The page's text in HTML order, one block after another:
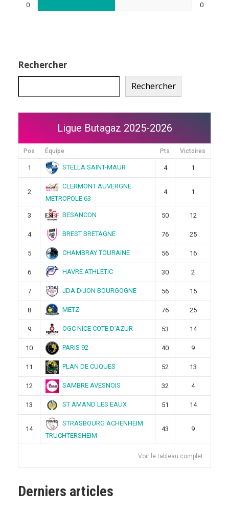
0 0
Rechercher
Rechercher
Ligue Butagaz 2025-2026
Pos Équipe Pts Victoires
1 STELLA SAINT-MAUR 4 1
2
CLERMONT AUVERGNE
METROPOLE 63
4 1
3 BESANCON 50 12
4 BREST BRETAGNE 76 25
5 CHAMBRAY TOURAINE 56 16
6 HAVRE ATHLETIC 30 2
7 JDA DIJON BOURGOGNE 56 15
8 METZ 76 25
9 OGC NICE COTE D’AZUR 53 14
10 PARIS 92 40 9
11 PLAN DE CUQUES 52 13
12 SAMBRE AVESNOIS 32 4
13 ST AMAND LES EAUX 51 14
14
STRASBOURG ACHENHEIM
TRUCHTERSHEIM
43 9
Voir le tableau complet
Derniers articles